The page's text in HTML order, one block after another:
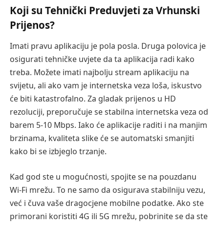
Koji su Tehnički Preduvjeti za Vrhunski
Prijenos?
Imati pravu aplikaciju je pola posla. Druga polovica je
osigurati tehničke uvjete da ta aplikacija radi kako
treba. Možete imati najbolju stream aplikaciju na
svijetu, ali ako vam je internetska veza loša, iskustvo
će biti katastrofalno. Za gladak prijenos u HD
rezoluciji, preporučuje se stabilna internetska veza od
barem 5-10 Mbps. Iako će aplikacije raditi i na manjim
brzinama, kvaliteta slike će se automatski smanjiti
kako bi se izbjeglo trzanje.
Kad god ste u mogućnosti, spojite se na pouzdanu
Wi-Fi mrežu. To ne samo da osigurava stabilniju vezu,
već i čuva vaše dragocjene mobilne podatke. Ako ste
primorani koristiti 4G ili 5G mrežu, pobrinite se da ste